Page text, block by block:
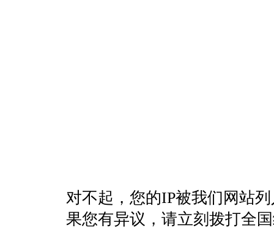
对不起，您的IP被我们网站
果您有异议，请立刻拨打全